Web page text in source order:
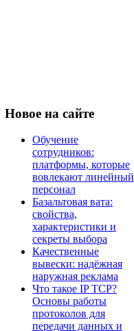
Новое на сайте
Обучение
сотрудников:
платформы, которые
вовлекают линейный
персонал
Базальтовая вата:
свойства,
характеристики и
секреты выбора
Качественные
вывески: надёжная
наружная реклама
Что такое IP TCP?
Основы работы
протоколов для
передачи данных и